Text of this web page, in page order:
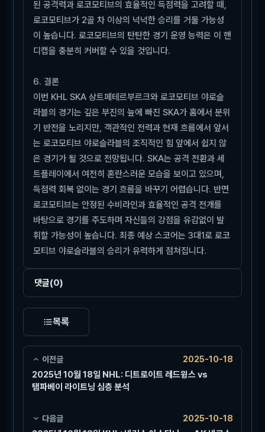
된 공격력과 로코모티브의 효율적인 득점력을 고려할 때,
로코모티브가 2골 차 이상의 넉넉한 승리를 거둘 가능성
이 높습니다. 로코모티브의 탄탄한 경기 운영 능력은 이 핸
디캡을 충분히 커버할 수 있을 것입니다.
6. 결론
이번 KHL SKA 상트페테르부르크와 로코모티브 야로슬
라블의 경기는 깊은 부진의 늪에 빠진 SKA가 홈에서 분위
기 반전을 노리지만, 객관적인 전력과 현재 흐름에서 앞서
는 로코모티브 야로슬라블의 조직적인 힘 앞에서 쉽지 않
은 경기가 될 것으로 전망됩니다. SKA는 공격 전환과 세
트플레이에서 여전히 혼란스러운 모습을 보이고 있으며,
득점력 회복 없이는 경기 흐름을 바꾸기 어렵습니다. 반면
로코모티브는 안정된 수비라인과 효율적인 공격 전개를
바탕으로 경기를 주도하며 자신들의 강점을 유감없이 발
휘할 가능성이 높습니다. 최종 예상 스코어는 3대1로 로코
모티브 야로슬라블의 승리가 유력하게 점쳐집니다.
댓글(0)
목록
이전글 2025-10-18
2025년 10월 18일 NHL: 디트로이트 레드윙스 vs
탬파베이 라이트닝 심층 분석
다음글 2025-10-18